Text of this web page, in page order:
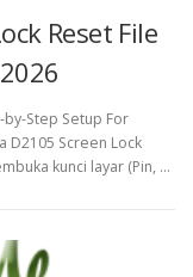
Reset File
by-Step Setup For
D2105 Screen Lock
kunci layar (Pin, …